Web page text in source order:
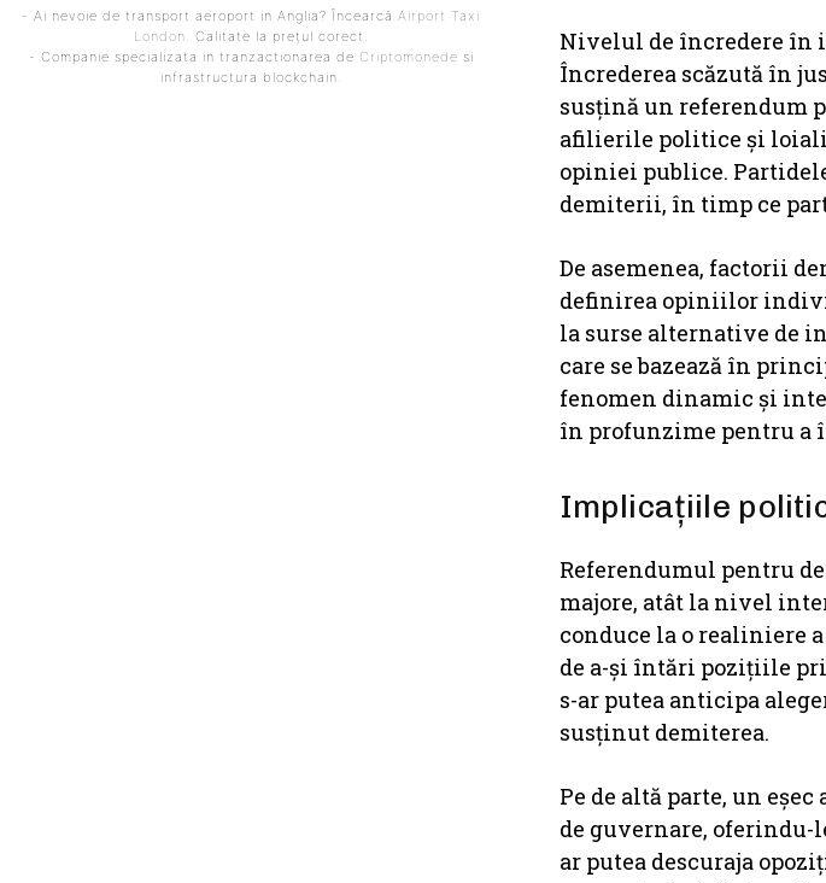
- Ai nevoie de transport aeroport in Anglia? Încearcă Airport Taxi
London. Calitate la prețul corect.
- Companie specializata in tranzactionarea de Criptomonede si
infrastructura blockchain.
Nivelul de încredere
Încrederea scăzută în
susțină un referendum
afilierile politice și
opiniei publice.
demiterii, în timp ce
De asemenea, factorii
definirea opiniilor
la surse alternative de
care se bazează în
fenomen dinamic și
în profunzime pentru a
Implicațiile
Referendumul pentru
majore, atât la nivel
conduce la o realiniere
de a-și întări pozițiile
s-ar putea anticipa
susținut demiterea.
Pe de altă parte, un
de guvernare,
ar putea descuraja